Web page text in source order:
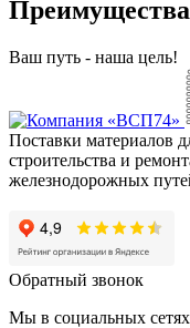
Ваш путь - наша цель!
Поставки материалов
строительства и
железнодорожных
Обратный звонок
Мы в социальных